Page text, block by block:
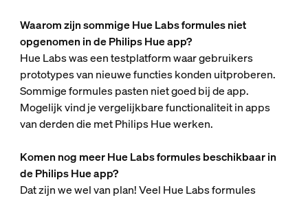
Waarom zijn sommige Hue Labs formules niet
opgenomen in de Philips Hue app?
Hue Labs was een testplatform waar gebruikers
prototypes van nieuwe functies konden uitproberen.
Sommige formules pasten niet goed bij de app.
Mogelijk vind je vergelijkbare functionaliteit in apps
van derden die met Philips Hue werken.
Komen nog meer Hue Labs formules beschikbaar in
de Philips Hue app?
Dat zijn we wel van plan! Veel Hue Labs formules